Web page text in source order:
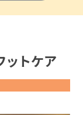
トケア